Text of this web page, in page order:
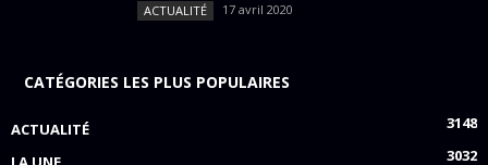
ACTUALITÉ 17 avril 2020
CATÉGORIES LES PLUS POPULAIRES
ACTUALITÉ
3148
3032